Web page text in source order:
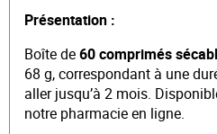
Présentation :
Boîte de60 comprimés
68 g, correspondant à une
aller jusqu’à 2 mois.
notre pharmacie en ligne.